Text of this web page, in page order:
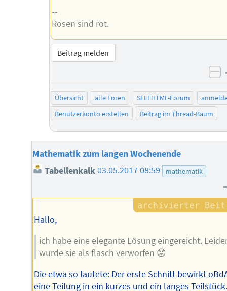
--
Rosen sind rot.
Beitrag melden
Übersicht alle Foren SELFHTML-Forum
Benutzerkonto erstellen
Beitrag im Thread-Baum
Mathematik zum langen Wochenende
Tabellenkalk03.05.2017 08:59 mathematik
Hallo,
ich habe eine elegante Lösung eingereicht.
wurde sie als flasch verworfen 😟
Die etwa so lautete: Der erste Schnitt bewirkt
eine Teilung in ein kurzes und ein langes